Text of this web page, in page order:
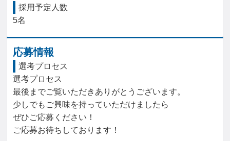
採用予定人数
5名
応募情報
選考プロセス
選考プロセス
最後までご覧いただきありがとうございます。
少しでもご興味を持っていただけましたら
ぜひご応募ください！
ご応募お待ちしております！